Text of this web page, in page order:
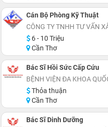
Cán Bộ Phòng Kỹ Thuật
CÔNG TY TNHH TƯ VẤN
6 - 10 Triệu
Cần Thơ
Bác Sĩ Hồi Sức Cấp Cứu
BỆNH VIỆN ĐA KHOA
Thỏa thuận
Cần Thơ
Bác Sĩ Dinh Dưỡng